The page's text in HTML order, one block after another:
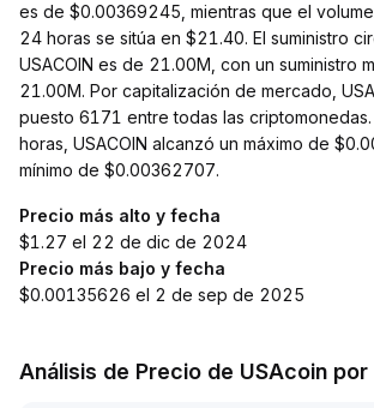
es de $0.00369245, mientras que el
24 horas se sitúa en $21.40. El suministro
USACOIN es de 21.00M, con un suministro
21.00M. Por capitalización de mercado,
puesto 6171 entre todas las criptomonedas.
horas, USACOIN alcanzó un máximo de
mínimo de $0.00362707.
Precio más alto y fecha
$1.27 el 22 de dic de 2024
Precio más bajo y fecha
$0.00135626 el 2 de sep de 2025
Análisis de Precio de USAcoin por